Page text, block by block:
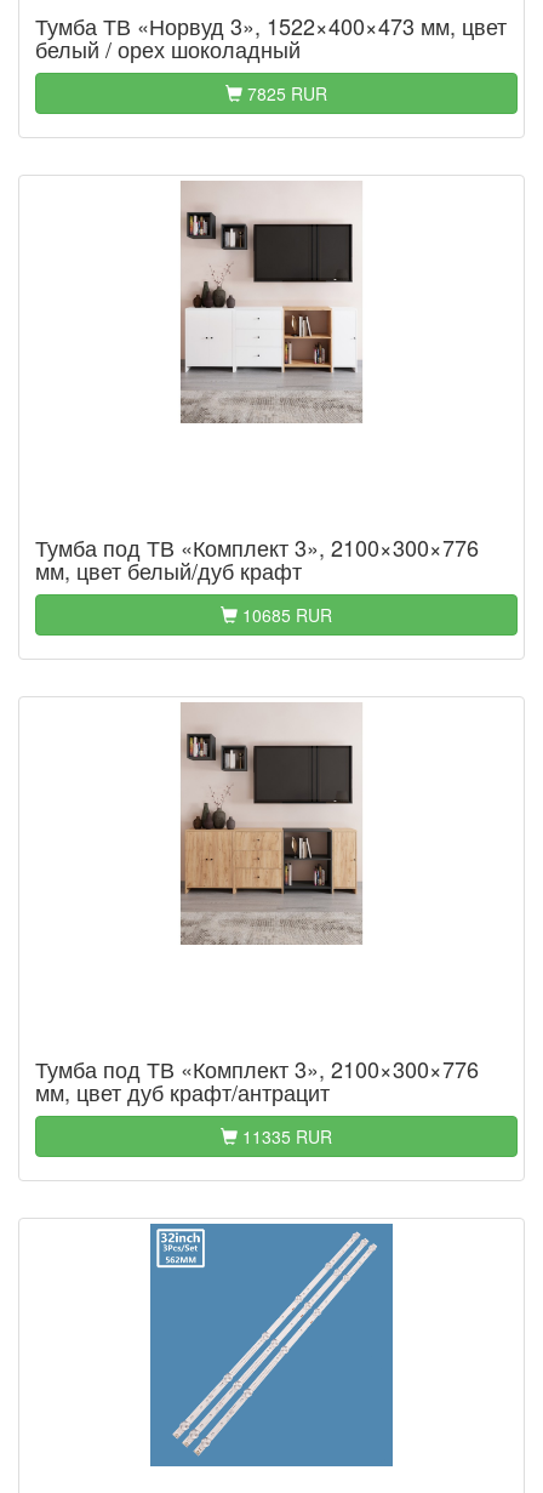
Тумба ТВ «Норвуд 3», 1522×400×473 мм, цвет
белый / орех шоколадный
7825 RUR
Тумба под ТВ «Комплект 3», 2100×300×776
мм, цвет белый/дуб крафт
10685 RUR
Тумба под ТВ «Комплект 3», 2100×300×776
мм, цвет дуб крафт/антрацит
11335 RUR